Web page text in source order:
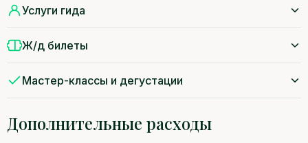
Услуги гида
Ж/д билеты
Мастер-классы и дегустации
Дополнительные расходы